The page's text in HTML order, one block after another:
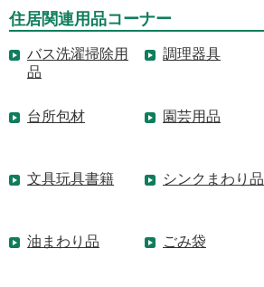
住居関連用品コーナー
バス洗濯掃除用
品
調理器具
台所包材 園芸用品
文具玩具書籍 シンクまわり品
油まわり品 ごみ袋